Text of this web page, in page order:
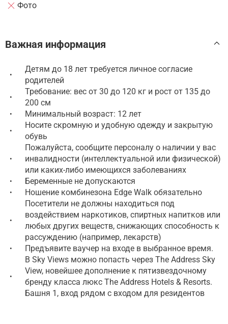
Фото
Важная информация
•
Детям до 18 лет требуется личное согласие
родителей
•
Требование: вес от 30 до 120 кг и рост от 135 до
200 см
• Минимальный возраст: 12 лет
•
Носите скромную и удобную одежду и закрытую
обувь
•
Пожалуйста, сообщите персоналу о наличии у вас
инвалидности (интеллектуальной или физической)
или каких-либо имеющихся заболеваниях
• Беременные не допускаются
• Ношение комбинезона Edge Walk обязательно
•
Посетители не должны находиться под
воздействием наркотиков, спиртных напитков или
любых других веществ, снижающих способность к
рассуждению (например, лекарств)
• Предъявите ваучер на входе в выбранное время.
•
В Sky Views можно попасть через The Address Sky
View, новейшее дополнение к пятизвездочному
бренду класса люкс The Address Hotels & Resorts.
Башня 1, вход рядом с входом для резидентов